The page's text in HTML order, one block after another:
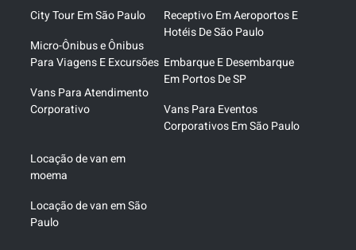
City Tour Em São Paulo
Micro-Ônibus e Ônibus
Para Viagens E Excursões
Vans Para Atendimento
Corporativo
Receptivo Em Aeroportos E
Hotéis De São Paulo
Embarque E Desembarque
Em Portos De SP
Vans Para Eventos
Corporativos Em São Paulo
Locação de van em
moema
Locação de van em São
Paulo